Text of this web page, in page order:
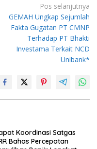
Pos selanjutnya
GEMAH Ungkap Sejumlah
Fakta Gugatan PT CMNP
Terhadap PT Bhakti
Investama Terkait NCD
Unibank*
Koordinasi Satgas
Bahas Percepatan